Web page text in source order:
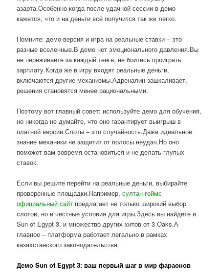
азарта.Особенно когда после удачной сессии в демо
кажется, что и на деньги всё получится так же легко.
Помните: демо-версия и игра на реальные ставки – это
разные вселенные.В демо нет эмоционального давления.Вы
не переживаете за каждый тенге, не боитесь проиграть
зарплату.Когда же в игру входят реальные деньги,
включаются другие механизмы.Адреналин зашкаливает,
решения становятся менее рациональными.
Поэтому вот главный совет: используйте демо для обучения,
но никогда не думайте, что оно гарантирует выигрыш в
платной версии.Слоты – это случайность.Даже идеальное
знание механики не защитит от полосы неудач.Но оно
поможет вам вовремя остановиться и не делать глупых
ставок.
Если вы решите перейти на реальные деньги, выбирайте
проверенные площадки.Например,султан геймс
официальный сайт предлагает не только широкий выбор
слотов, но и честные условия для игры.Здесь вы найдёте и
Sun of Egypt 3, и множество других хитов от 3 Oaks.А
главное – платформа работает легально в рамках
казахстанского законодательства.
Демо Sun of Egypt 3: ваш первый шаг в мир фараонов